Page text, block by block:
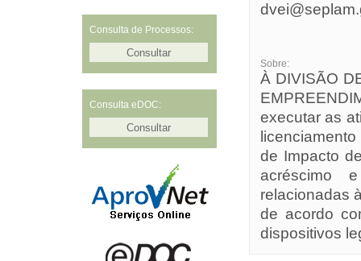
Consulta de Processos:
Consulta eDOC:
Sobre:
À DIVISÃO
executar as
de Impacto
acréscimo
relacionadas
de acordo
dispositivos